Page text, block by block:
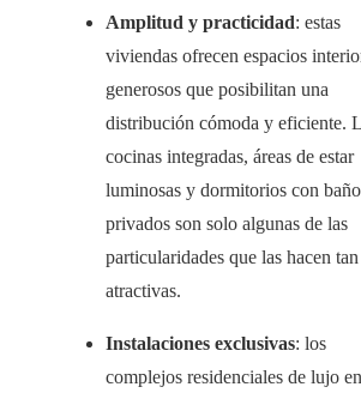
Amplitud y practicidad: estas
viviendas ofrecen espacios
generosos que posibilitan una
distribución cómoda y eficiente.
cocinas integradas, áreas de estar
luminosas y dormitorios con
privados son solo algunas de las
particularidades que las hacen tan
atractivas.
Instalaciones exclusivas: los
complejos residenciales de lujo